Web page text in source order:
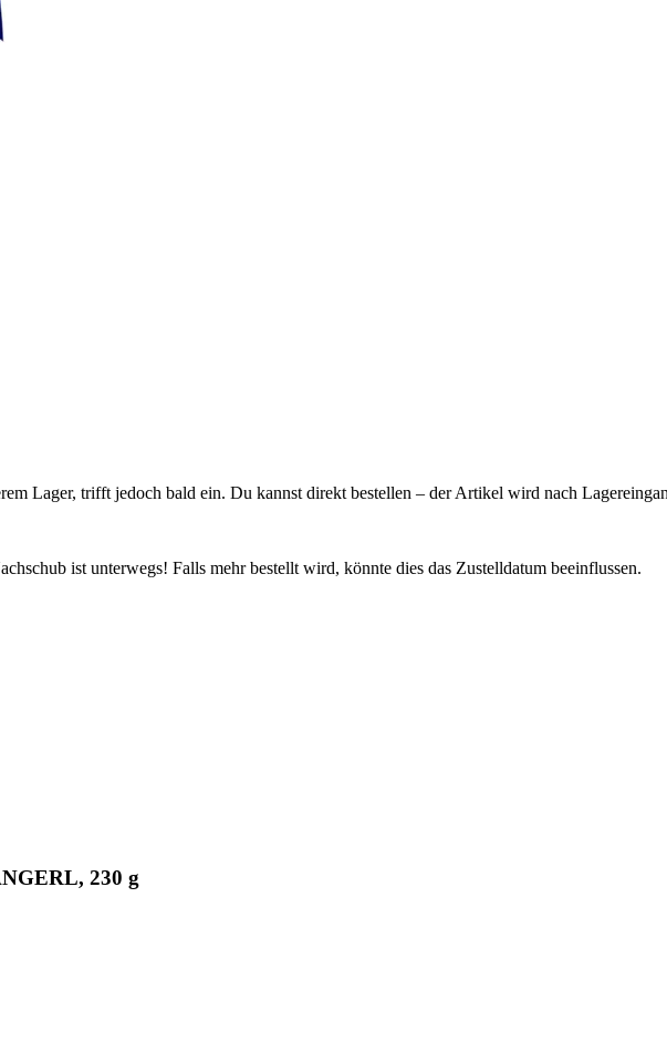
Lager, trifft jedoch bald ein. Du kannst direkt bestellen – der Artikel wird nach
ist unterwegs! Falls mehr bestellt wird, könnte dies das Zustelldatum beeinflussen.
230 g